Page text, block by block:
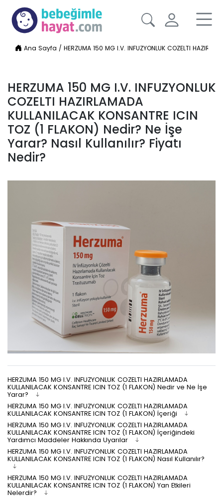
Ana Sayfa /HERZUMA 150 MG I.V. INFUZYONLUK COZELTI
HERZUMA 150 MG I.V. INFUZYONLUK
COZELTI HAZIRLAMADA
KULLANILACAK KONSANTRE ICIN
TOZ (1 FLAKON) Nedir? Ne İşe
Yarar? Nasıl Kullanılır? Fiyatı
Nedir?
HERZUMA 150 MG I.V. INFUZYONLUK COZELTI HAZIRLAMADA
KULLANILACAK KONSANTRE ICIN TOZ (1 FLAKON) Nedir ve Ne İşe
Yarar?
HERZUMA 150 MG I.V. INFUZYONLUK COZELTI HAZIRLAMADA
KULLANILACAK KONSANTRE ICIN TOZ (1 FLAKON) İçeriği
HERZUMA 150 MG I.V. INFUZYONLUK COZELTI HAZIRLAMADA
KULLANILACAK KONSANTRE ICIN TOZ (1 FLAKON) İçeriğindeki
Yardımcı Maddeler Hakkında Uyarılar
HERZUMA 150 MG I.V. INFUZYONLUK COZELTI HAZIRLAMADA
KULLANILACAK KONSANTRE ICIN TOZ (1 FLAKON) Nasıl Kullanılır?
HERZUMA 150 MG I.V. INFUZYONLUK COZELTI HAZIRLAMADA
KULLANILACAK KONSANTRE ICIN TOZ (1 FLAKON) Yan Etkileri
Nelerdir?